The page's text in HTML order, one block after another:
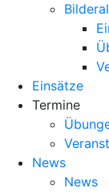
Einsätze
Termine
News
News